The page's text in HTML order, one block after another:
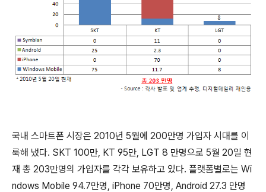
국내 스마트폰 시장은 2010년 5월에 200만명 가입자 시대를 이
룩해 냈다. SKT 100만, KT 95만, LGT 8 만명으로 5월 20일 현
재 총 203만명의 가입자를 각각 보유하고 있다. 플랫폼별로는 Wi
ndows Mobile 94.7만명, iPhone 70만명, Android 27.3 만명